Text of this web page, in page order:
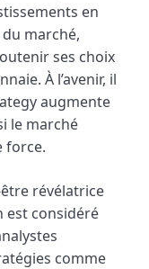
en
marché,
ses choix
À l’avenir, il
augmente
le marché
force.
révélatrice
est considéré
comme